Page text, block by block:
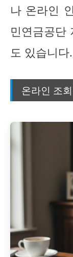
나 온라인
민연금공단
도 있습니다.
온라인 조